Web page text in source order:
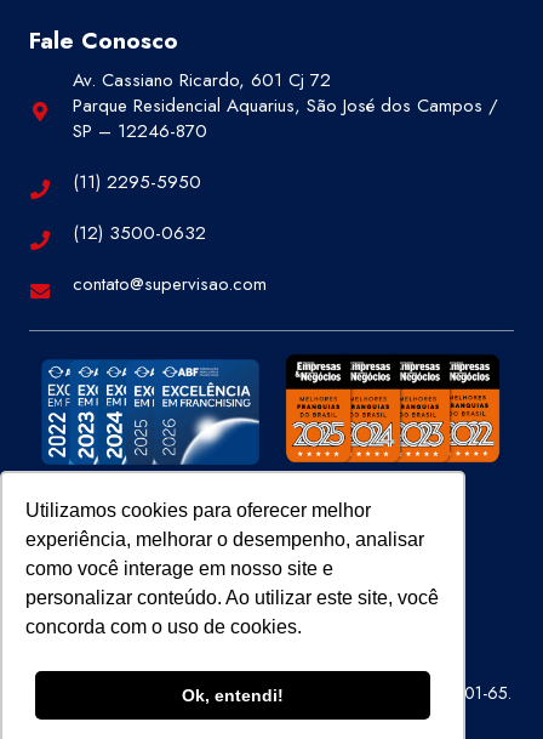
Utilizamos cookies para oferecer melhor
experiência, melhorar o desempenho, analisar
como você interage em nosso site e
personalizar conteúdo. Ao utilizar este site, você
concorda com o uso de cookies.
Ok, entendi!
ENTRE EM CONTATO
Fale Conosco
Av. Cassiano Ricardo, 601 Cj 72
Parque Residencial Aquarius, São José dos Campos /
SP – 12246-870
(11) 2295-5950
(12) 3500-0632
contato@supervisao.com
Site 100% Seguro
Super Visão Perícias e Vistorias Ltda – CNPJ 07.686.414/0001-65.